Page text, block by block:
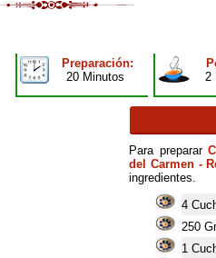
Preparación:
20 Minutos
2
Para preparar
del Carmen -
ingredientes.
4
250
1